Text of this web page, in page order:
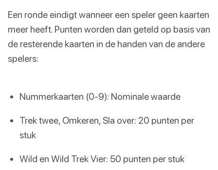
Een ronde eindigt wanneer een speler geen kaarten
meer heeft. Punten worden dan geteld op basis van
de resterende kaarten in de handen van de andere
spelers:
Nummerkaarten (0-9): Nominale waarde
Trek twee, Omkeren, Sla over: 20 punten per
stuk
Wild en Wild Trek Vier: 50 punten per stuk